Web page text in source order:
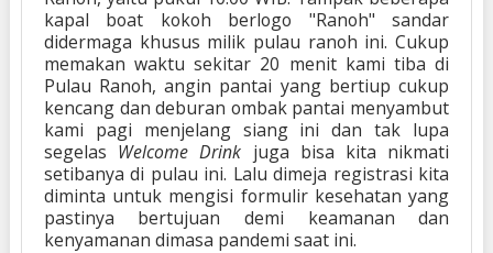
kapal boat kokoh berlogo "Ranoh" sandar
didermaga khusus milik pulau ranoh ini.Cukup
memakan waktu sekitar 20 menit kami tiba di
Pulau Ranoh, angin pantai yang bertiup cukup
kencang dan deburan ombak pantai menyambut
kami pagi menjelang siang ini dan tak lupa
segelas Welcome Drink juga bisa kita nikmati
setibanya di pulau ini. Lalu dimeja registrasi kita
diminta untuk mengisi formulir kesehatan yang
pastinya bertujuan demi keamanan dan
kenyamanan dimasa pandemi saat ini.